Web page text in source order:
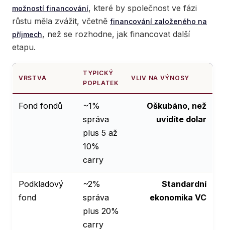
možností financování, které by společnost ve fázi
růstu měla zvážit, včetně financování založeného na
příjmech, než se rozhodne, jak financovat další
etapu.
VRSTVA
TYPICKÝ
POPLATEK
VLIV NA VÝNOSY
Fond fondů
~1%
správa
plus 5 až
10%
carry
Oškubáno, než
uvidíte dolar
Podkladový
fond
~2%
správa
plus 20%
carry
Standardní
ekonomika VC